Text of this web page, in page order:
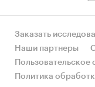
Заказать
Наши партнеры
Пользовательское
Политика